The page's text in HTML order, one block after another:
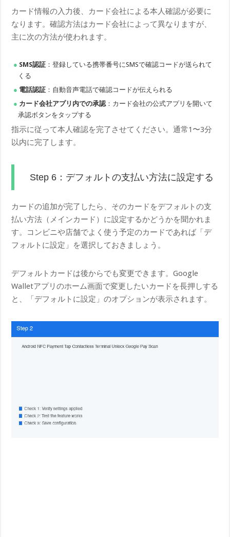
カード情報の入力後、カード会社による本人確認が必要に
なります。確認方法はカード会社によって異なりますが、
主に次の方法が使われます。
SMS認証 ：登録している携帯番号にSMSで確認コードが送られて
くる
電話認証 ：自動音声電話で確認コードが伝えられる
カード会社アプリ内での承認：カード会社の公式アプリを開いて
承認ボタンをタップする
指示に従って本人確認を完了させてください。通常1〜3分
以内に完了します。
Step 6：デフォルトの支払い方法に設定する
カードの追加が完了したら、そのカードをデフォルトの支
払い方法（メインカード）に設定するかどうかを聞かれま
す。コンビニや店舗でよく使う予定のカードであれば「デ
フォルトに設定」を選択しておきましょう。
デフォルトカードは後からでも変更できます。Google
Walletアプリのホーム画面で変更したいカードを長押しする
と、「デフォルトに設定」のオプションが表示されます。